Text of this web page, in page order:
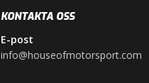
KONTAKTA OSS
E-post
info@houseofmotorsport.com